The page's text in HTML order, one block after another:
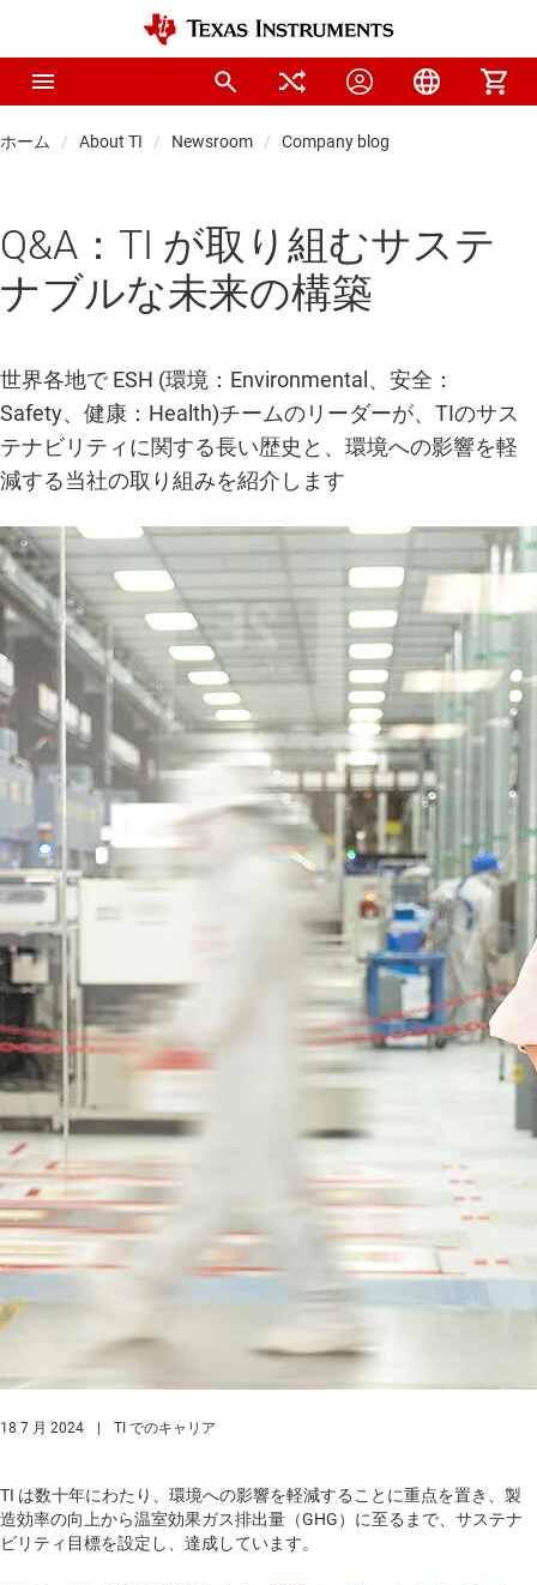
ホーム About TI Newsroom Company blog
Q&A：TI が取り組むサステ
ナブルな未来の構築
世界各地で ESH (環境：Environmental、安全：
Safety、健康：Health)チームのリーダーが、TIのサス
テナビリティに関する長い歴史と、環境への影響を軽
減する当社の取り組みを紹介します
18 7 月 2024 TI でのキャリア
TI は数十年にわたり、環境への影響を軽減することに重点を置き、製
造効率の向上から温室効果ガス排出量（GHG）に至るまで、サステナ
ビリティ目標を設定し、達成しています。